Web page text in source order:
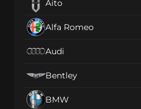
Aito
Alfa Romeo
Audi
Bentley
BMW